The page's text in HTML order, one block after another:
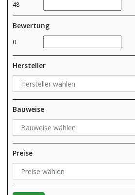
48
Bewertung
0
Hersteller
Bauweise
Preise